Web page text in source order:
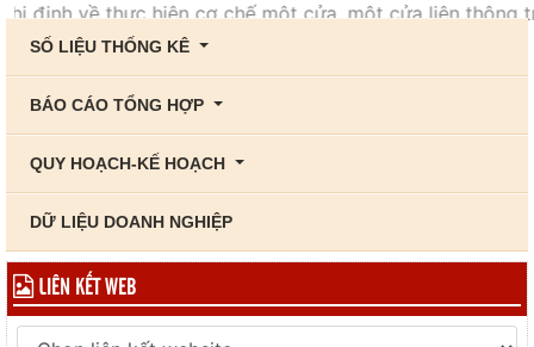
định về thực hiện cơ chế một cửa, một cửa liên thông
SỐ LIỆU THỐNG KÊ
BÁO CÁO TỔNG HỢP
QUY HOẠCH-KẾ HOẠCH
DỮ LIỆU DOANH NGHIỆP
LIÊN KẾT WEB